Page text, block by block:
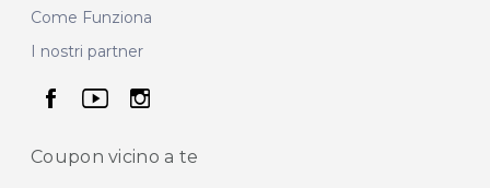
Come Funziona
I nostri partner
seguici su facebook
seguici su youtube
seguici su instagram
Coupon vicino a te